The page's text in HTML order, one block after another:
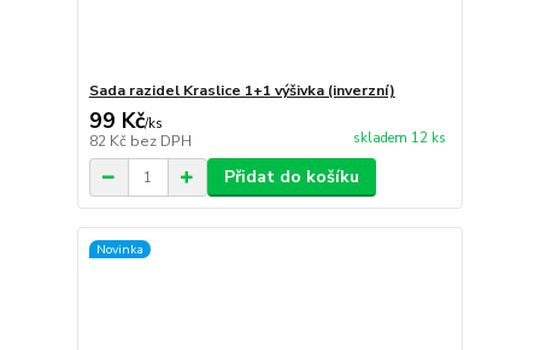
Sada razidel Kraslice 1+1 výšivka (inverzní)
99 Kč/ks
82 Kč bez DPH skladem 12 ks
Přidat do košíku
Novinka